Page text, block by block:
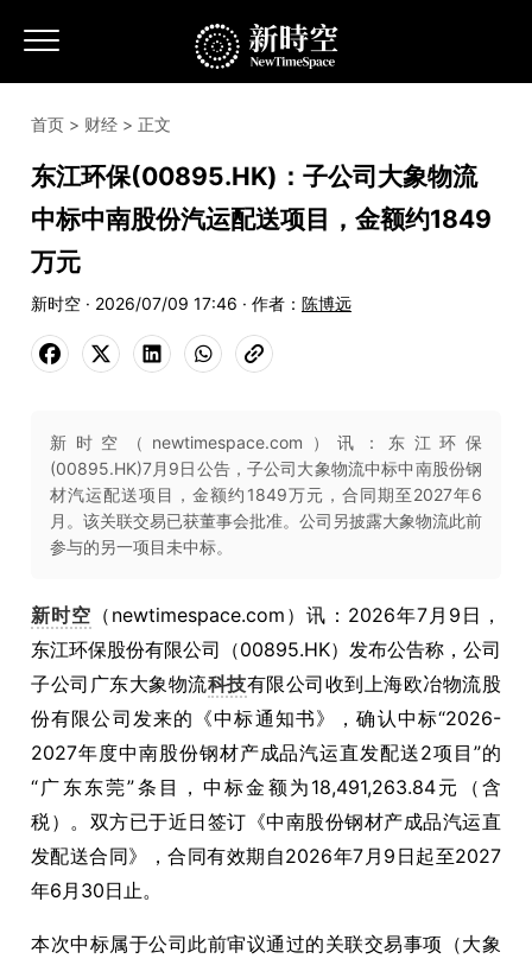
首页 > 财经 > 正文
东江环保(00895.HK)：子公司大象物流
中标中南股份汽运配送项目，金额约1849
万元
新时空 · 2026/07/09 17:46 · 作者： 陈博远
新时空（newtimespace.com）讯：东江环保
(00895.HK)7月9日公告，子公司大象物流中标中南股份钢
材汽运配送项目，金额约1849万元，合同期至2027年6
月。该关联交易已获董事会批准。公司另披露大象物流此前
参与的另一项目未中标。
新时空 （newtimespace.com）讯：2026年7月9日，
东江环保股份有限公司（00895.HK）发布公告称，公司
子公司广东大象物流科技有限公司收到上海欧冶物流股
份有限公司发来的《中标通知书》，确认中标“2026-
2027年度中南股份钢材产成品汽运直发配送2项目”的
“广东东莞”条目，中标金额为18,491,263.84元（含
税）。双方已于近日签订《中南股份钢材产成品汽运直
发配送合同》，合同有效期自2026年7月9日起至2027
年6月30日止。
本次中标属于公司此前审议通过的关联交易事项（大象